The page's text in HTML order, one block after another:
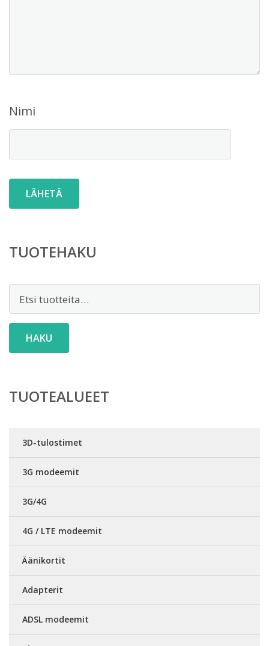
Nimi
TUOTEHAKU
HAKU
TUOTEALUEET
3D-tulostimet
3G modeemit
3G/4G
4G / LTE modeemit
Äänikortit
Adapterit
ADSL modeemit